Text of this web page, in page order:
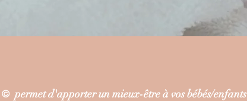
© permet d'apporter un mieux-être à vos bébés/enfants